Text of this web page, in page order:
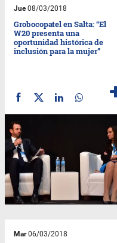
Jue08/03/2018
Grobocopatel en Salta: “El
W20 presenta una
oportunidad histórica de
inclusión para la mujer”
Mar06/03/2018